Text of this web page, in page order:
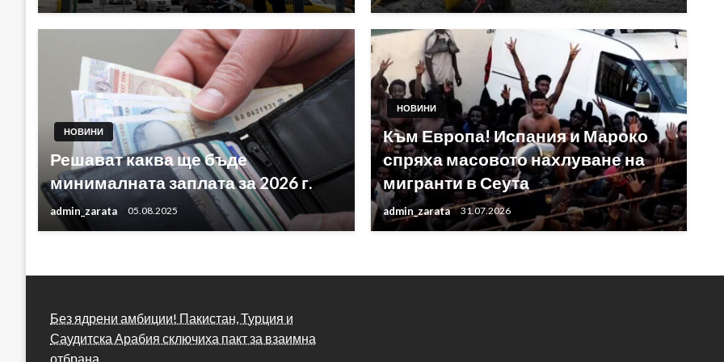
НОВИНИ
Решават каква ще бъде
минималната заплата за 2026 г.
admin_zarata 05.08.2025
НОВИНИ
Към Европа! Испания и Мароко
спряха масовото нахлуване на
мигранти в Сеута
admin_zarata 31.07.2026
Без ядрени амбиции! Пакистан, Турция и
Саудитска Арабия сключиха пакт за взаимна
отбрана